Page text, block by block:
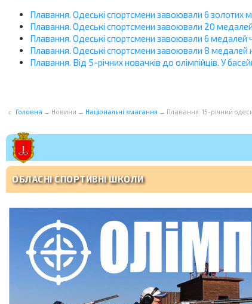
Плавання. Одеські спортсмени завоювали 6 золотих
Плавання. Одеські спортсмени завоювали 20 медалей
Плавання. Одеські спортсмени завоювали 6 медалей
Плавання. Одеські спортсмени завоювали 8 медалей
Плавання. Від 5-річних новачків до олімпійців. У
Головна → Новини → Національні змагання → Плавання. 15-річний
ОБЛАСНІ СПОРТИВНІ ШКОЛИ